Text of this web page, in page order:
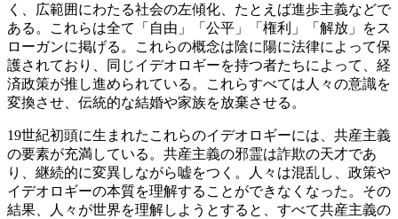
く、広範囲にわたる社会の左傾化、たとえば進歩主義などで
ある。これらは全て「自由」「公平」「権利」「解放」をス
ローガンに掲げる。これらの概念は陰に陽に法律によって保
護されており、同じイデオロギーを持つ者たちによって、経
済政策が推し進められている。これらすべては人々の意識を
変換させ、伝統的な結婚や家族を放棄させる。
19世紀初頭に生まれたこれらのイデオロギーには、共産主義
の要素が充満している。共産主義の邪霊は詐欺の天才であ
り、継続的に変異しながら嘘をつく。人々は混乱し、政策や
イデオロギーの本質を理解することができなくなった。その
結果、人々が世界を理解しようとすると、すべて共産主義の